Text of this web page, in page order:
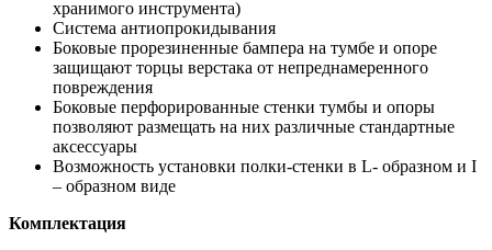
хранимого инструмента)
Система антиопрокидывания
Боковые прорезиненные бампера на тумбе и опоре
защищают торцы верстака от непреднамеренного
повреждения
Боковые перфорированные стенки тумбы и опоры
позволяют размещать на них различные стандартные
аксессуары
Возможность установки полки-стенки в L- образном и I
– образном виде
Комплектация